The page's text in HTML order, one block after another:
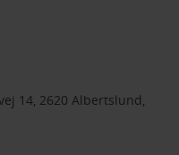
14, 2620 Albertslund,